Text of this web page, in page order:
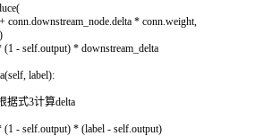
(
+ conn.downstream_node.delta * conn.weight,
)
(1 - self.output) * downstream_delta
(self, label):
式3计算delta
(1 - self.output) * (label - self.output)